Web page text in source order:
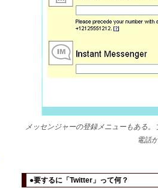
メッセンジャーの登録メニューもある
電話
●要するに「Twitter」って何？